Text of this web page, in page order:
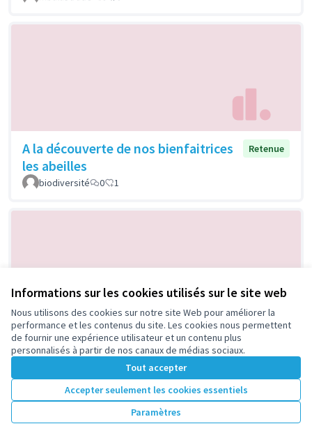
Informations sur les cookies utilisés sur le site web
Nous utilisons des cookies sur notre site Web pour améliorer la
performance et les contenus du site. Les cookies nous permettent
de fournir une expérience utilisateur et un contenu plus
personnalisés à partir de nos canaux de médias sociaux.
Tout accepter
Accepter seulement les cookies essentiels
Paramètres
A la découverte de nos bienfaitrices
les abeilles
Retenue
biodiversité 0 1
Sécurisation, apaisement et
embellissement de l'accès au groupe
scolaire Jules Ferry, Jacques Prevert
et Moulin des Gibets
Angelosanto 3 5